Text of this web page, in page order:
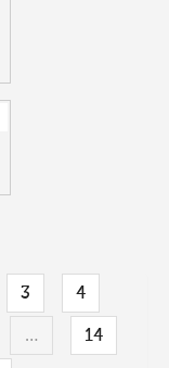
3 4
… 14